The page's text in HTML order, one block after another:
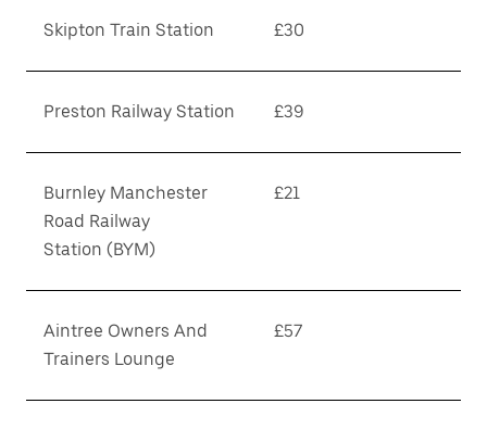
Skipton Train Station £30
Preston Railway Station £39
Burnley Manchester
Road Railway
Station (BYM)
£21
Aintree Owners And
Trainers Lounge
£57